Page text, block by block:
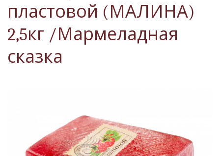
пластовой (МАЛИНА)
2,5кг /Мармеладная
сказка